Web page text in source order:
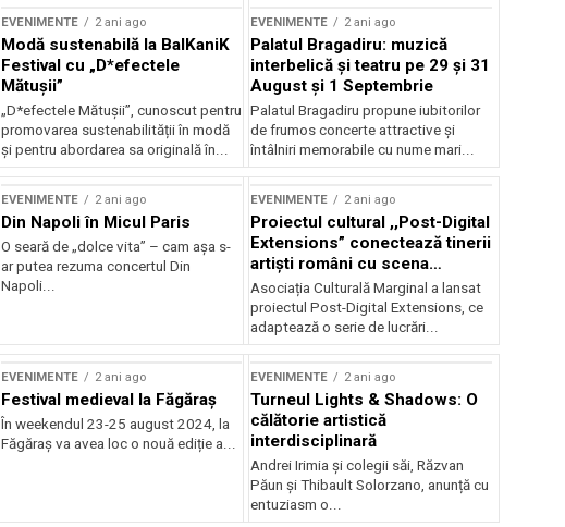
EVENIMENTE 2 ani ago
Modă sustenabilă la BalKaniK
Festival cu „D*efectele
Mătușii”
„D*efectele Mătușii”, cunoscut pentru
promovarea sustenabilității în modă
și pentru abordarea sa originală în...
EVENIMENTE 2 ani ago
Palatul Bragadiru: muzică
interbelică şi teatru pe 29 şi 31
August şi 1 Septembrie
Palatul Bragadiru propune iubitorilor
de frumos concerte attractive şi
întâlniri memorabile cu nume mari...
EVENIMENTE 2 ani ago
Din Napoli în Micul Paris
O seară de „dolce vita” – cam așa s-
ar putea rezuma concertul Din
Napoli...
EVENIMENTE 2 ani ago
Proiectul cultural ,,Post-Digital
Extensions” conectează tinerii
artiști români cu scena
internațională
Asociația Culturală Marginal a lansat
proiectul Post-Digital Extensions, ce
adaptează o serie de lucrări...
EVENIMENTE 2 ani ago
Festival medieval la Făgăraș
În weekendul 23-25 august 2024, la
Făgăraș va avea loc o nouă ediție a...
EVENIMENTE 2 ani ago
Turneul Lights & Shadows: O
călătorie artistică
interdisciplinară
Andrei Irimia și colegii săi, Răzvan
Păun și Thibault Solorzano, anunță cu
entuziasm o...